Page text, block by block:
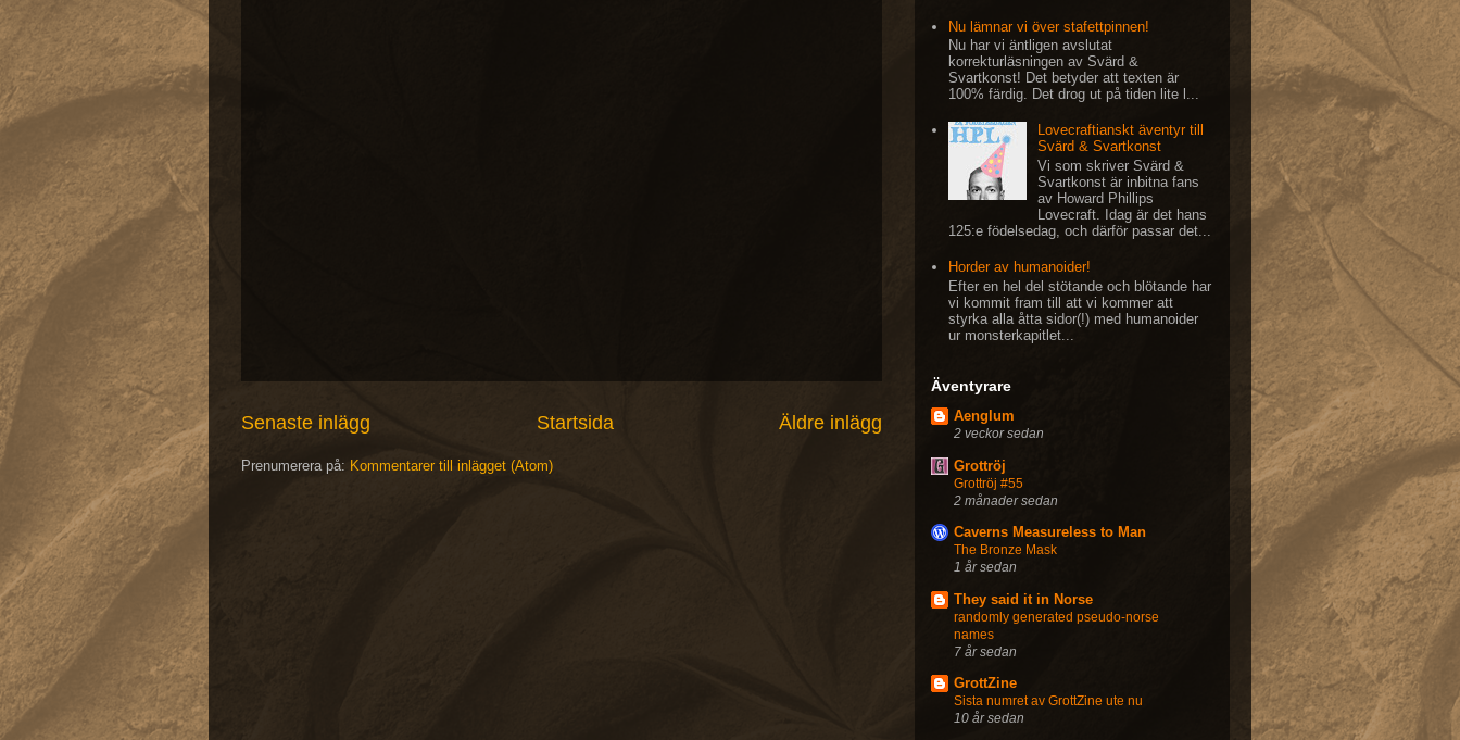
Senaste inlägg Äldre inlägg
Startsida
Prenumerera på: Kommentarer till inlägget (Atom)
Nu lämnar vi över stafettpinnen!
Nu har vi äntligen avslutat
korrekturläsningen av Svärd &
Svartkonst! Det betyder att texten är
100% färdig. Det drog ut på tiden lite l...
Lovecraftianskt äventyr till
Svärd & Svartkonst
Vi som skriver Svärd &
Svartkonst är inbitna fans
av Howard Phillips
Lovecraft. Idag är det hans
125:e födelsedag, och därför passar det...
Horder av humanoider!
Efter en hel del stötande och blötande har
vi kommit fram till att vi kommer att
styrka alla åtta sidor(!) med humanoider
ur monsterkapitlet...
Äventyrare
Aenglum
2 veckor sedan
Grottröj
Grottröj #55
2 månader sedan
Caverns Measureless to Man
The Bronze Mask
1 år sedan
They said it in Norse
randomly generated pseudo-norse
names
7 år sedan
GrottZine
Sista numret av GrottZine ute nu
10 år sedan